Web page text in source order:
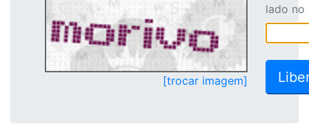
[trocar imagem]
lado no